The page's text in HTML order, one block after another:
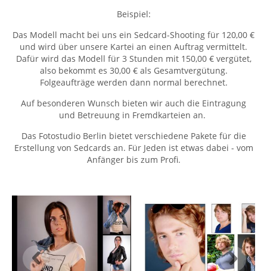
Beispiel:
Das Modell macht bei uns ein Sedcard-Shooting für 120,00 €
und wird über unsere Kartei an einen Auftrag vermittelt.
Dafür wird das Modell für 3 Stunden mit 150,00 € vergütet,
also bekommt es 30,00 € als Gesamtvergütung.
Folgeaufträge werden dann normal berechnet.
Auf besonderen Wunsch bieten wir auch die Eintragung
und Betreuung in Fremdkarteien an.
Das Fotostudio Berlin bietet verschiedene Pakete für die
Erstellung von Sedcards an. Für Jeden ist etwas dabei - vom
Anfänger bis zum Profi.